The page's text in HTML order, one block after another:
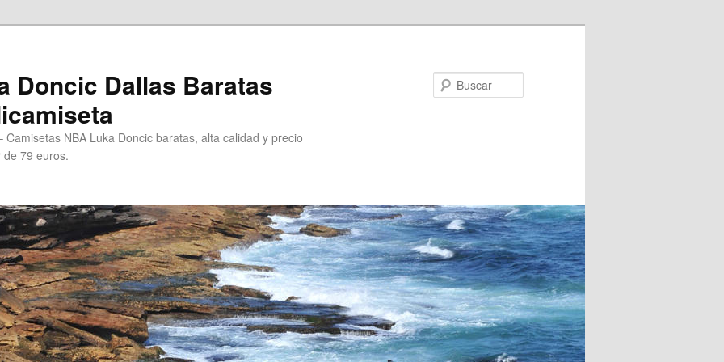
Doncic Dallas Baratas
NBA Luka Doncic baratas, alta calidad y precio
79 euros.